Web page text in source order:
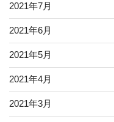
2021年7月
2021年6月
2021年5月
2021年4月
2021年3月